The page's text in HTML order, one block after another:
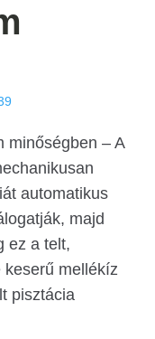
minőségben – A
automatikus
majd
ez a telt,
keserű mellékíz
pisztácia